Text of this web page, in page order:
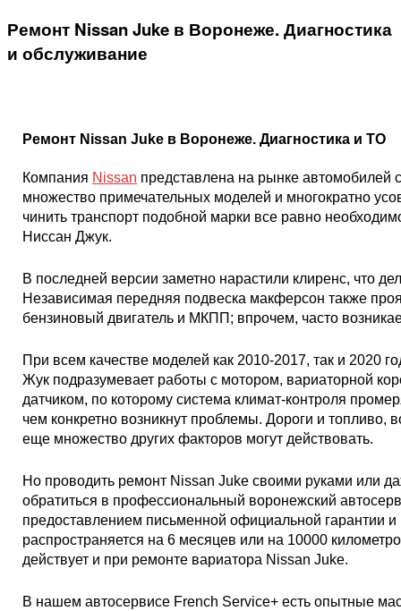
Ремонт Nissan Juke в Воронеже. Диагностика
и обслуживание
Ремонт Nissan Juke в Воронеже. Диагностика и ТО
Компания Nissan представлена на рынке автомобилей
множество примечательных моделей и многократно
чинить транспорт подобной марки все равно
Ниссан Джук.
В последней версии заметно нарастили клиренс, что
Независимая передняя подвеска макферсон также
бензиновый двигатель и МКПП; впрочем, часто
При всем качестве моделей как 2010-2017, так и 2020
Жук подразумевает работы с мотором, вариаторной
датчиком, по которому система климат-контроля
чем конкретно возникнут проблемы. Дороги и
еще множество других факторов могут действовать.
Но проводить ремонт Nissan Juke своими руками или
обратиться в профессиональный воронежский
предоставлением письменной официальной гарантии
распространяется на 6 месяцев или на 10000
действует и при ремонте вариатора Nissan Juke.
В нашем автосервисе French Service+ есть опытные